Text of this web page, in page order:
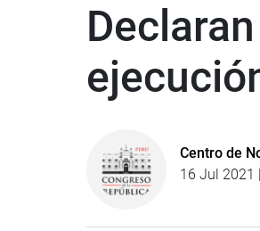
Centro de
16 Jul 2021